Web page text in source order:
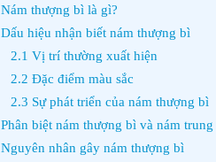
Nám thượng bì là gì?
Dấu hiệu nhận biết nám thượng bì
2.1 Vị trí thường xuất hiện
2.2 Đặc điểm màu sắc
2.3 Sự phát triển của nám thượng bì
Phân biệt nám thượng bì và nám trung
Nguyên nhân gây nám thượng bì